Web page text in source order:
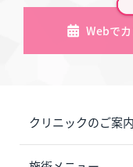
Webで
クリニックのご案内